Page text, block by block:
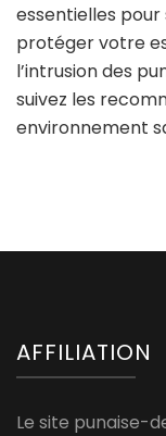
essentielles
protéger votre
l’intrusion des
suivez les
environnement
AFFILIATION
Le site punaise-